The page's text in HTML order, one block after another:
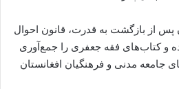
از بازگشت به قدرت، قانون احوال
و کتاب‌های فقه جعفری را جمع‌آوری
جامعه مدنی و فرهنگیان افغانستان